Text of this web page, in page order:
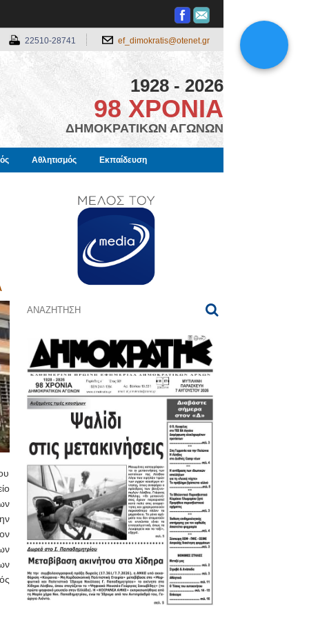
22510-28741 ef_dimokratis@otenet.gr
1928 - 2026
98 ΧΡΟΝΙΑ
ΔΗΜΟΚΡΑΤΙΚΩΝ ΑΓΩΝΩΝ
Αθλητισμός Εκπαίδευση